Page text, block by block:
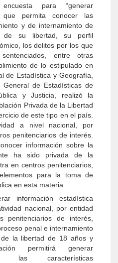
para “generar
que permita conocer las
y de internamiento de
de su libertad, su perfil
los delitos por los que
entre otras
de lo estipulado en
de Estadística y Geografía,
de Estadísticas de
y Justicia, realizó la
Privada de la Libertad
de este tipo en el país.
a nivel nacional, por
penitenciarios de interés.
información sobre la
ha sido privada de la
en centros penitenciarios,
para la toma de
en esta materia.
información estadística
nacional, por entidad
penitenciarios de interés,
penal e internamiento
la libertad de 18 años y
permitirá generar
las características